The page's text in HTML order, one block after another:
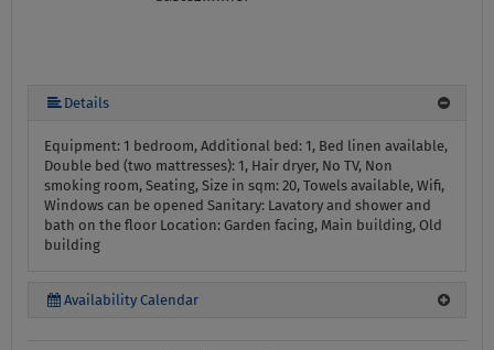
Details
Equipment: 1 bedroom, Additional bed: 1, Bed linen available,
Double bed (two mattresses): 1, Hair dryer, No TV, Non
smoking room, Seating, Size in sqm: 20, Towels available, Wifi,
Windows can be opened Sanitary: Lavatory and shower and
bath on the floor Location: Garden facing, Main building, Old
building
Availability Calendar